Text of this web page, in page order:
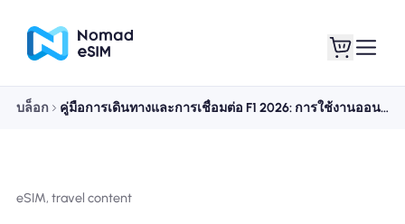
บล็อก คู่มือการเดินทางและการเชื่อมต่อ F1 2026: การใช้งานออนไลน์ตลอดช่วงสุดสัปดาห์การแข่งขัน
eSIM, travel content